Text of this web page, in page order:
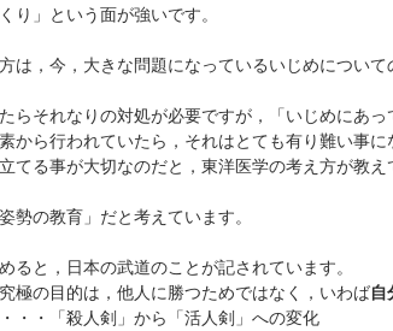
り」という面が強いです。
は，今，大きな問題になっているいじめについて
らそれなりの対処が必要ですが，「いじめにあっ
から行われていたら，それはとても有り難い事に
てる事が大切なのだと，東洋医学の考え方が教え
勢の教育」だと考えています。
ると，日本の武道のことが記されています。
極の目的は，他人に勝つためではなく，いわば自
・・「殺人剣」から「活人剣」への変化